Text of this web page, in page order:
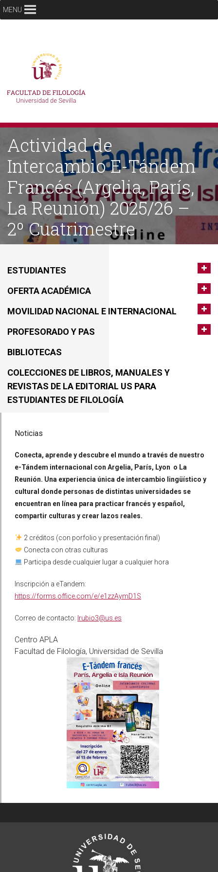
MENU
Actividad de
Intercambio E-Tándem
Francés (Argelia, París,
La Reunión) 2025/26 –
2º Cuatrimestre
ESTUDIANTES
OFERTA ACADÉMICA
MOVILIDAD NACIONAL E INTERNACIONAL
PROFESORADO Y PAS
BIBLIOTECAS
COLECCIONES DE LIBROS, MANUALES Y
REVISTAS DE LA EDITORIAL US PARA
ESTUDIANTES DE FILOLOGÍA
Noticias
Conecta, aprende y descubre el mundo a través de nuestro
e-Tándem internacional con Argelia, París, Lyon o La
Reunión. Una experiencia única de intercambio lingüístico y
cultural donde personas de distintas universidades se
encuentran en línea para practicar francés y español,
compartir culturas y crear lazos reales.
2 créditos (con porfolio y presentación final)
Conecta con otras culturas
Participa desde cualquier lugar a cualquier hora
Inscripción a eTandem:
https://forms.office.com/e/e1zzAymD1S
Correo de contacto: lrubio3@us.es
Centro APLA
Facultad de Filología, Universidad de Sevilla